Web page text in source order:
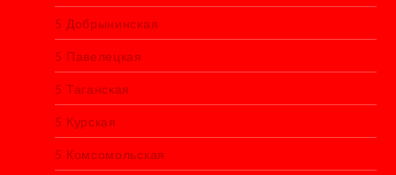
5 Добрынинская
5 Павелецкая
5 Таганская
5 Курская
5 Комсомольская